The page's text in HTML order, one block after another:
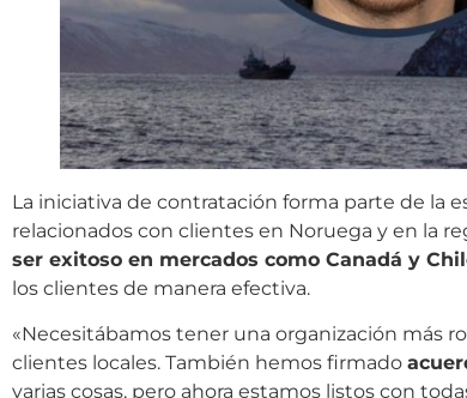
La iniciativa de contratación forma parte de la
relacionados con clientes en Noruega y en la
ser exitoso en mercados como Canadá y
los clientes de manera efectiva.
«Necesitábamos tener una organización más
clientes locales. También hemos firmado
varias cosas, pero ahora estamos listos con